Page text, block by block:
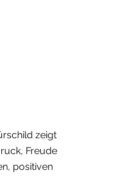
zeigt
Freude
positiven